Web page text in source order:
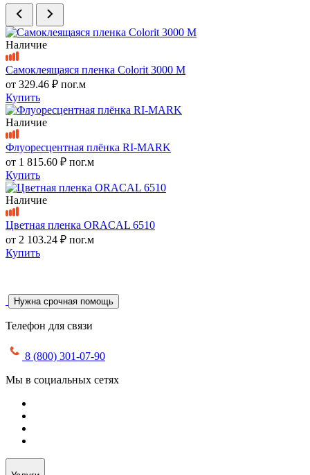
Наличие
Самоклеящаяся пленка Colorit 3000 M
от 329.46 ₽ пог.м
Купить
Наличие
Флуоресцентная плёнка RI-MARK
от 1 815.60 ₽ пог.м
Купить
Наличие
Цветная пленка ORACAL 6510
от 2 103.24 ₽ пог.м
Купить
Нужна срочная помощь
Телефон для связи
8 (800) 301-07-90
Мы в социальных сетях